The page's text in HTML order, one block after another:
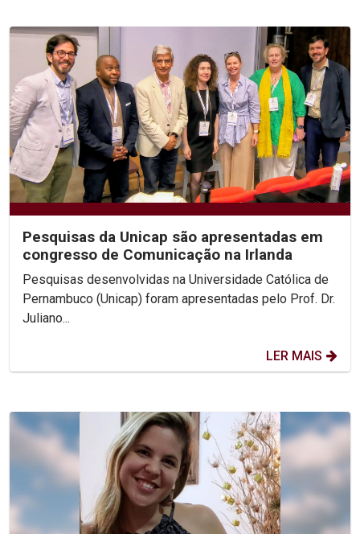
Pesquisas da Unicap são apresentadas em
congresso de Comunicação na Irlanda
Pesquisas desenvolvidas na Universidade Católica de
Pernambuco (Unicap) foram apresentadas pelo Prof. Dr.
Juliano...
LER MAIS